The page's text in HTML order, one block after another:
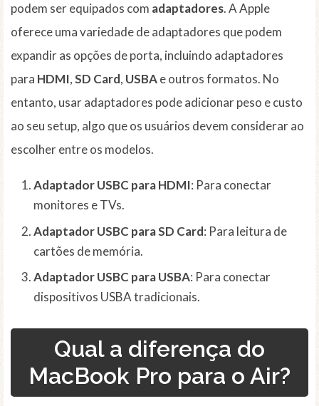
podem ser equipados com adaptadores. A Apple
oferece uma variedade de adaptadores que podem
expandir as opções de porta, incluindo adaptadores
para HDMI,SD Card, USBAe outros formatos. No
entanto, usar adaptadores pode adicionar peso e custo
ao seu setup, algo que os usuários devem considerar ao
escolher entre os modelos.
Adaptador USBC para HDMI: Para conectar
monitores e TVs.
Adaptador USBC para SD Card: Para leitura de
cartões de memória.
Adaptador USBC para USBA: Para conectar
dispositivos USBA tradicionais.
Qual a diferença do
MacBook Pro para o Air?